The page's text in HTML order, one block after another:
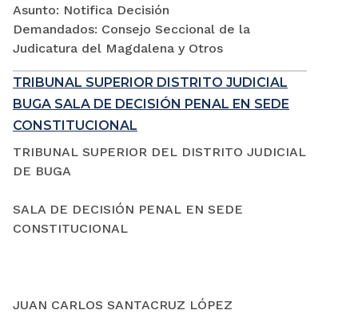
Asunto: Notifica Decisión
Demandados: Consejo Seccional de la
Judicatura del Magdalena y Otros
TRIBUNAL SUPERIOR DISTRITO JUDICIAL
BUGA SALA DE DECISIÓN PENAL EN SEDE
CONSTITUCIONAL
TRIBUNAL SUPERIOR DEL DISTRITO JUDICIAL
DE BUGA
SALA DE DECISIÓN PENAL EN SEDE
CONSTITUCIONAL
JUAN CARLOS SANTACRUZ LÓPEZ